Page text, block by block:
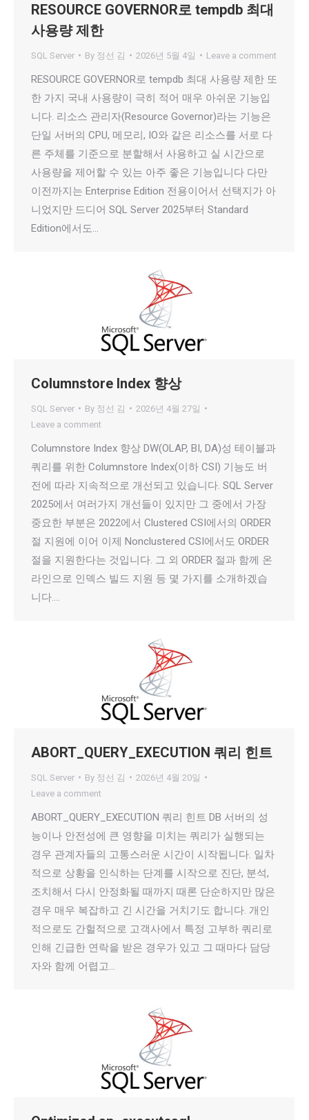
RESOURCE GOVERNOR로 tempdb 최대
사용량 제한
SQL Server By 정선 김 2026년 5월 4일 Leave a comment
RESOURCE GOVERNOR로 tempdb 최대 사용량 제한 또
한 가지 국내 사용량이 극히 적어 매우 아쉬운 기능입
니다. 리소스 관리자(Resource Governor)라는 기능은
단일 서버의 CPU, 메모리, IO와 같은 리소스를 서로 다
른 주체를 기준으로 분할해서 사용하고 실 시간으로
사용량을 제어할 수 있는 아주 좋은 기능입니다 다만
이전까지는 Enterprise Edition 전용이어서 선택지가 아
니었지만 드디어 SQL Server 2025부터 Standard
Edition에서도…
Columnstore Index 향상
SQL Server By 정선 김
2026년 4월 27일
Leave a comment
Columnstore Index 향상 DW(OLAP, BI, DA)성 테이블과
쿼리를 위한 Columnstore Index(이하 CSI) 기능도 버
전에 따라 지속적으로 개선되고 있습니다. SQL Server
2025에서 여러가지 개선들이 있지만 그 중에서 가장
중요한 부분은 2022에서 Clustered CSI에서의 ORDER
절 지원에 이어 이제 Nonclustered CSI에서도 ORDER
절을 지원한다는 것입니다. 그 외 ORDER 절과 함께 온
라인으로 인덱스 빌드 지원 등 몇 가지를 소개하겠습
니다.…
ABORT_QUERY_EXECUTION 쿼리 힌트
SQL Server By 정선 김
2026년 4월 20일
Leave a comment
ABORT_QUERY_EXECUTION 쿼리 힌트 DB 서버의 성
능이나 안전성에 큰 영향을 미치는 쿼리가 실행되는
경우 관계자들의 고통스러운 시간이 시작됩니다. 일차
적으로 상황을 인식하는 단계를 시작으로 진단, 분석,
조치해서 다시 안정화될 때까지 때론 단순하지만 많은
경우 매우 복잡하고 긴 시간을 거치기도 합니다. 개인
적으로도 간헐적으로 고객사에서 특정 고부하 쿼리로
인해 긴급한 연락을 받은 경우가 있고 그 때마다 담당
자와 함께 어렵고…